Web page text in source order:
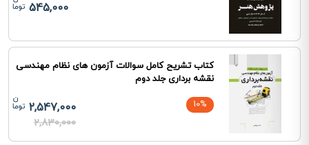
545,000
کتاب تشریح کامل سوالات آزمون های نظام مهندسی
نقشه برداری جلد دوم
10%
2,547,000
2,830,000